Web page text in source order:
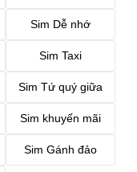
Sim Dễ nhớ
Sim Taxi
Sim Tứ quý giữa
Sim khuyến mãi
Sim Gánh đảo